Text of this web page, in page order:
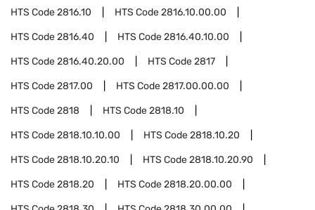
HTS Code2816.10 HTS Code2816.10.00.00
HTS Code2816.40 HTS Code2816.40.10.00
HTS Code2816.40.20.00 HTS Code2817
HTS Code2817.00 HTS Code2817.00.00.00
HTS Code2818 HTS Code2818.10
HTS Code2818.10.10.00 HTS Code2818.10.20
HTS Code2818.10.20.10 HTS Code2818.10.20.90
HTS Code2818.20 HTS Code2818.20.00.00